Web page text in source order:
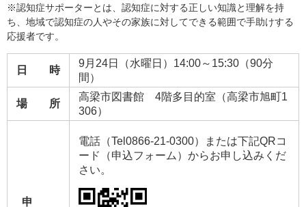
※認知症サポーターとは、認知症に対する正しい知識と理解を持
ち、地域で認知症の人やその家族に対してできる範囲で手助けする
応援者です。
日 時
9月24日（水曜日）14:00～15:30（90分
間）
場 所
高梁市図書館 4階多目的室（高梁市旭町1
306）
申
電話（Tel0866-21-0300）または下記QRコ
ード（申込フォーム）からお申し込みくだ
さい。